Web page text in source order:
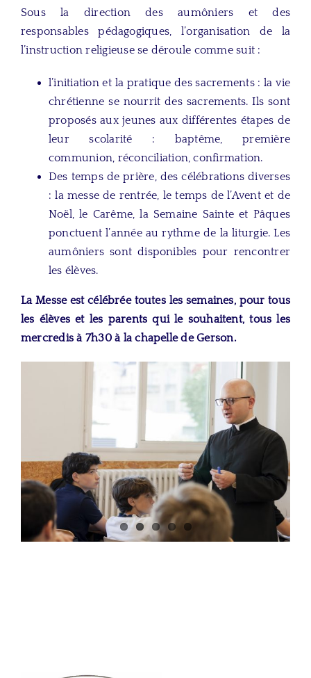
Sous la direction des aumôniers et des
responsables pédagogiques, l’organisation de la
l’instruction religieuse se déroule comme suit :
l’initiation et la pratique des sacrements : la vie
chrétienne se nourrit des sacrements. Ils sont
proposés aux jeunes aux différentes étapes de
leur scolarité : baptême, première
communion, réconciliation, confirmation.
Des temps de prière, des célébrations diverses
: la messe de rentrée, le temps de l’Avent et de
Noël, le Carême, la Semaine Sainte et Pâques
ponctuent l’année au rythme de la liturgie. Les
aumôniers sont disponibles pour rencontrer
les élèves.
La Messe est célébrée toutes les semaines, pour tous
les élèves et les parents qui le souhaitent, tous les
mercredis à 7h30 à la chapelle de Gerson.